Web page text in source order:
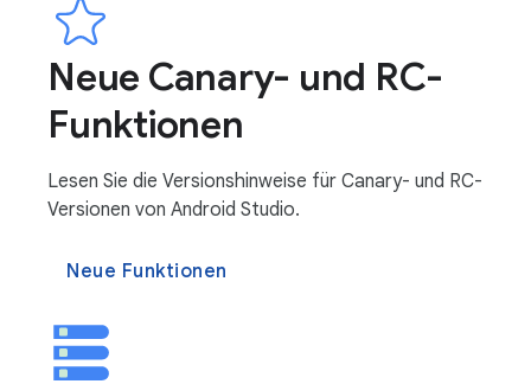
Neue Canary- und RC-
Funktionen
Lesen Sie die Versionshinweise für Canary- und RC-
Versionen von Android Studio.
Neue Funktionen